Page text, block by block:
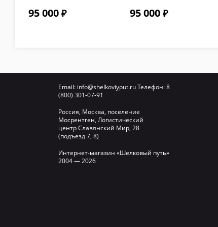
термометром цвет
95 000
термометром цвет
95 000
Email: info@shelkoviyput.ru Телефон: 8
(800) 301-07-91
Россия, Москва, поселение
Мосрентген, Логистический
центр Славянский Мир, 28
(подъезд 7, 8)
Интернет-магазин «Шелковый путь»
2004 — 2026